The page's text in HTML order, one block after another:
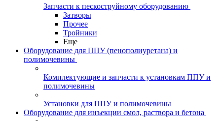
Запчасти к пескоструйному оборудованию
Затворы
Прочее
Тройники
Еще
Оборудование для ППУ (пенополиуретана) и
полимочевины
Комплектующие и запчасти к установкам ППУ и
полимочевины
Установки для ППУ и полимочевины
Оборудование для инъекции смол, раствора и бетона